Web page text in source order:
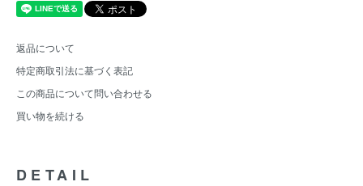
返品について
特定商取引法に基づく表記
この商品について問い合わせる
買い物を続ける
DETAIL